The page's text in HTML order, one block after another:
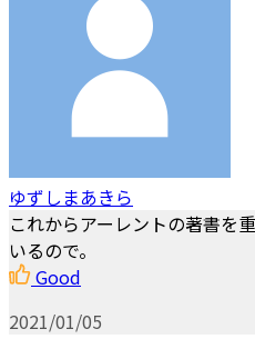
ゆずしまあきら
これからアーレントの著書を
いるので。
Good
2021/01/05